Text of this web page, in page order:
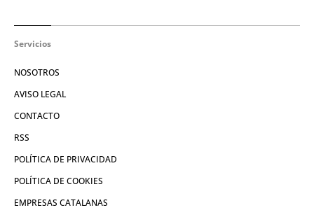
Servicios
NOSOTROS
AVISO LEGAL
CONTACTO
RSS
POLÍTICA DE PRIVACIDAD
POLÍTICA DE COOKIES
EMPRESAS CATALANAS